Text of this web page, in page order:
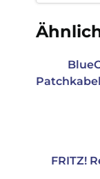
FRITZ!